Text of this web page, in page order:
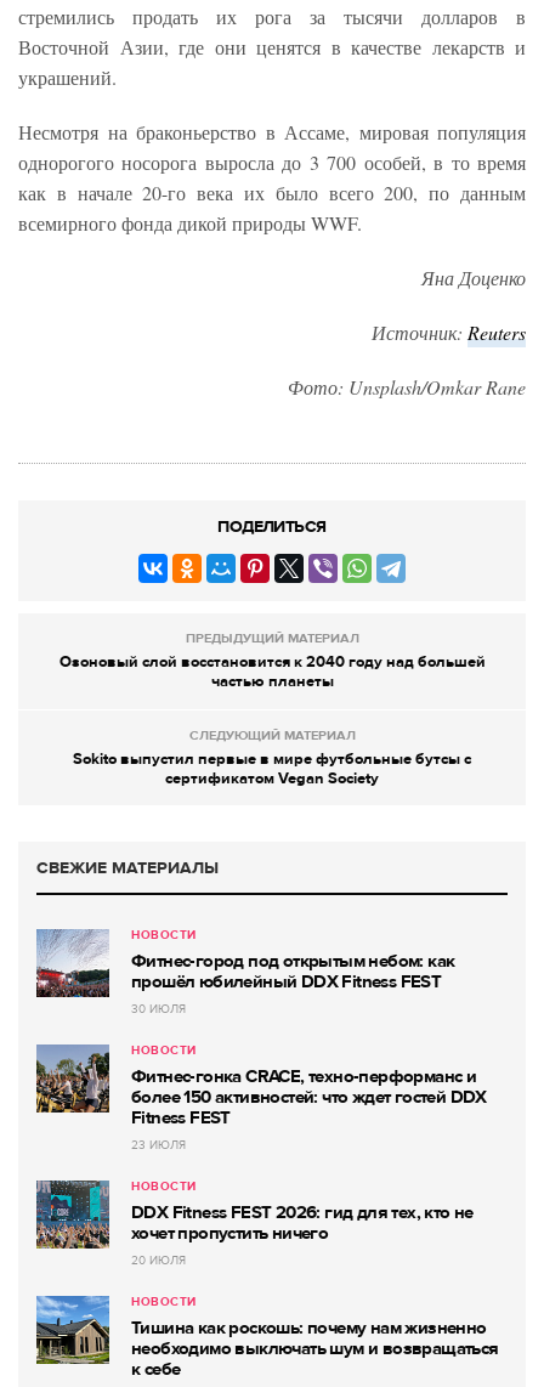
стремились продать их рога за тысячи долларов в
Восточной Азии, где они ценятся в качестве лекарств и
украшений.
Несмотря на браконьерство в Ассаме, мировая популяция
однорогого носорога выросла до 3 700 особей, в то время
как в начале 20-го века их было всего 200, по данным
всемирного фонда дикой природы WWF.
Яна Доценко
Источник: Reuters
Фото: Unsplash/Omkar Rane
ПОДЕЛИТЬСЯ
ПРЕДЫДУЩИЙ МАТЕРИАЛ
Озоновый слой восстановится к 2040 году над большей
частью планеты
СЛЕДУЮЩИЙ МАТЕРИАЛ
Sokito выпустил первые в мире футбольные бутсы с
сертификатом Vegan Society
СВЕЖИЕ МАТЕРИАЛЫ
НОВОСТИ
Фитнес-город под открытым небом: как
прошёл юбилейный DDX Fitness FEST
30 ИЮЛЯ
НОВОСТИ
Фитнес-гонка CRACE, техно-перформанс и
более 150 активностей: что ждет гостей DDX
Fitness FEST
23 ИЮЛЯ
НОВОСТИ
DDX Fitness FEST 2026: гид для тех, кто не
хочет пропустить ничего
20 ИЮЛЯ
НОВОСТИ
Тишина как роскошь: почему нам жизненно
необходимо выключать шум и возвращаться
к себе